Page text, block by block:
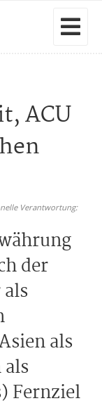
ACU
Verantwortung:
der
als
Fernziel